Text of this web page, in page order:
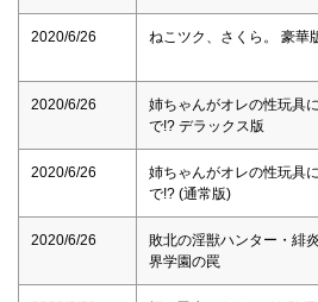
2020/6/26 ねこツク、さくら。 豪華
2020/6/26
姉ちゃんがオレの性玩具
で!? デラックス版
2020/6/26
姉ちゃんがオレの性玩具
で!? (通常版)
2020/6/26
敗北の淫獣ハンター・緋
界学園の罠